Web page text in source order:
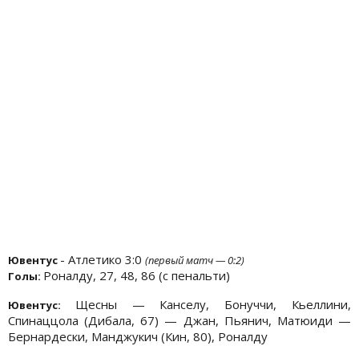
Ювентус - Атлетико 3:0 (первый матч — 0:2)
Голы: Роналду, 27, 48, 86 (с пенальти)
Ювентус: Щесны — Канселу, Бонуччи, Кьеллини,
Спинаццола (Дибала, 67) — Джан, Пьянич, Матюиди —
Бернардески, Манджукич (Кин, 80), Роналду